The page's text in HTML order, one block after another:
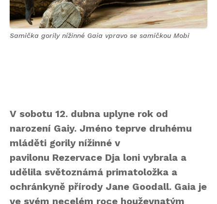
Samička gorily nížinné Gaia vpravo se samičkou Mobi
V sobotu 12. dubna uplyne rok od
narození Gaiy. Jméno teprve druhému
mláděti gorily nížinné v
pavilonu Rezervace Dja loni vybrala a
udělila světoznámá primatoložka a
ochránkyně přírody Jane Goodall. Gaia je
ve svém necelém roce houževnatým